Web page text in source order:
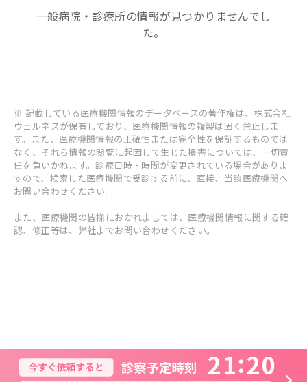
一般病院・診療所の情報が見つかりませんでし
た。
※ 記載している医療機関情報のデータベースの著作権は、株式会社
ウェルネスが保有しており、医療機関情報の複製は固く禁止しま
す。また、医療機関情報の正確性または完全性を保証するものでは
なく、それら情報の閲覧に起因して生じた損害については、一切責
任を負いかねます。診療日時・時間が変更されている場合がありま
すので、検索した医療機関で受診する前に、直接、当該医療機関へ
お問い合わせください。
また、医療機関の皆様におかれましては、医療機関情報に関する確
認、修正等は、弊社までお問い合わせください。
21 20